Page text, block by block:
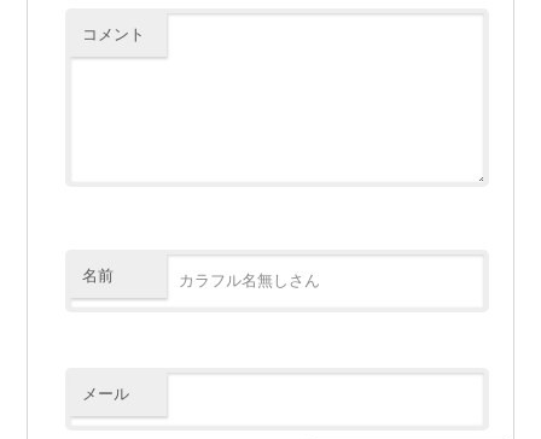
コメント
名前
メール